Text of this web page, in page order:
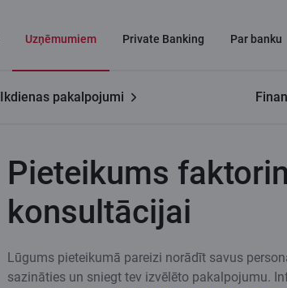
Uzņēmumiem Private Banking Par banku
Ikdienas pakalpojumi
Pieteikums
konsultācijai
Lūgums pieteikumā pareizi norādīt savus
sazināties un sniegt tev izvēlēto pakalpojumu.